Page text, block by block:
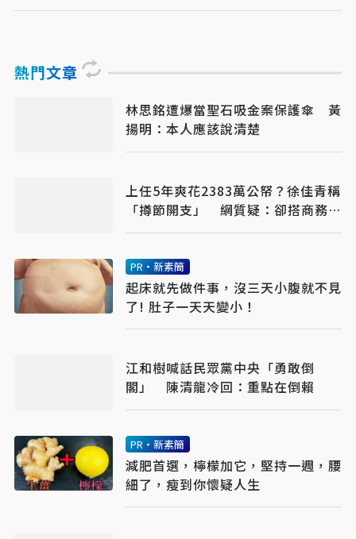
熱門文章
林思銘遭爆當聖石吸金案保護傘 黃
揚明：本人應該說清楚
上任5年爽花2383萬公帑？徐佳青稱
「撙節開支」 網質疑：卻搭商務
艙？
PR・新素簡
起床就先做件事，沒三天小腹就不見
了! 肚子一天天變小！
江和樹喊話民眾黨中央「勇敢倒
閣」 陳清龍冷回：重點在倒賴
PR・新素簡
減肥首選，檸檬加它，堅持一週，腰
細了，瘦到你懷疑人生